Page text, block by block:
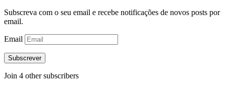
Subscreva com o seu email e recebe notificações de novos posts por
email.
Email
Subscrever
Join 4 other subscribers